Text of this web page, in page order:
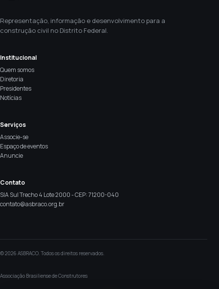
Representação, informação e desenvolvimento para a
construção civil no Distrito Federal.
Institucional
Quem somos
Diretoria
Presidentes
Notícias
Serviços
Associe-se
Espaço de eventos
Anuncie
Contato
SIA Sul Trecho 4 Lote 2000 - CEP: 71200-040
contato@asbraco.org.br
© 2026 ASBRACO. Todos os direitos reservados.
Associação Brasiliense de Construtores